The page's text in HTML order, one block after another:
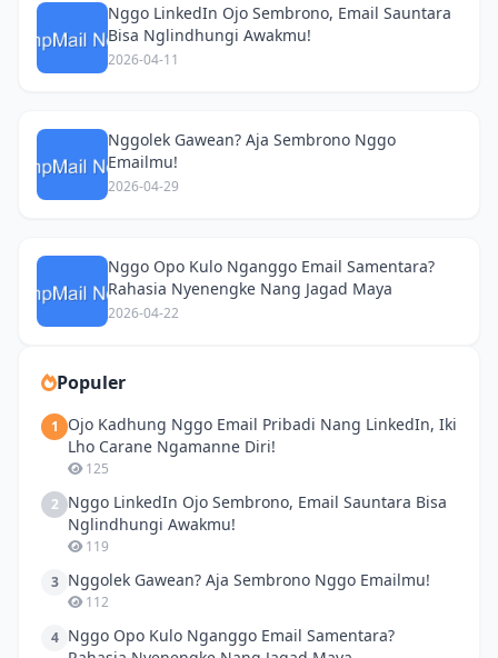
Nggo LinkedIn Ojo Sembrono, Email Sauntara
Bisa Nglindhungi Awakmu!
2026-04-11
Nggolek Gawean? Aja Sembrono Nggo
Emailmu!
2026-04-29
Nggo Opo Kulo Nganggo Email Samentara?
Rahasia Nyenengke Nang Jagad Maya
2026-04-22
Populer
1
Ojo Kadhung Nggo Email Pribadi Nang LinkedIn, Iki
Lho Carane Ngamanne Diri!
125
2 Nggo LinkedIn Ojo Sembrono, Email Sauntara Bisa
Nglindhungi Awakmu!
119
3 Nggolek Gawean? Aja Sembrono Nggo Emailmu!
112
4 Nggo Opo Kulo Nganggo Email Samentara?